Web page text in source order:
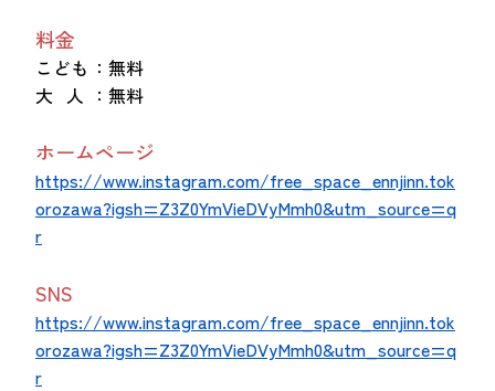
料金
こども ：無料
大 人 ：無料
ホームページ
https://www.instagram.com/free_space_ennjinn.tok
orozawa?igsh=Z3Z0YmVieDVyMmh0&utm_source=q
r
SNS
https://www.instagram.com/free_space_ennjinn.tok
orozawa?igsh=Z3Z0YmVieDVyMmh0&utm_source=q
r